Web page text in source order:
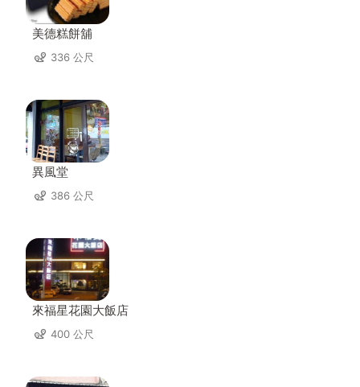
美德糕餅舖
336 公尺
異風堂
386 公尺
來福星花園大飯店
400 公尺